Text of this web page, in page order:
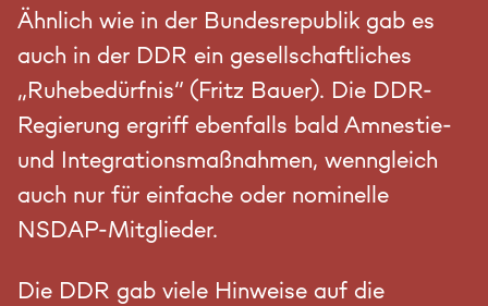
Ähnlich wie in der Bundesrepublik gab es
auch in der DDR ein gesellschaftliches
„Ruhebedürfnis“ (Fritz Bauer). Die DDR-
Regierung ergriff ebenfalls bald Amnestie-
und Integrationsmaßnahmen, wenngleich
auch nur für einfache oder nominelle
NSDAP-Mitglieder.
Die DDR gab viele Hinweise auf die